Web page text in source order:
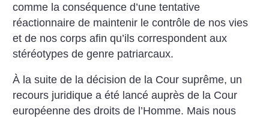
comme la conséquence d’une tentative
réactionnaire de maintenir le contrôle de nos vies
et de nos corps afin qu’ils correspondent aux
stéréotypes de genre patriarcaux.
À la suite de la décision de la Cour suprême, un
recours juridique a été lancé auprès de la Cour
européenne des droits de l’Homme. Mais nous